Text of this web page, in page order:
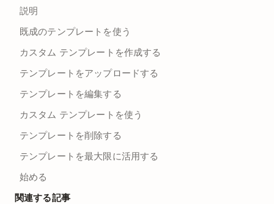
説明
既成のテンプレートを使う
カスタム テンプレートを作成する
テンプレートをアップロードする
テンプレートを編集する
カスタム テンプレートを使う
テンプレートを削除する
テンプレートを最大限に活用する
始める
関連する記事